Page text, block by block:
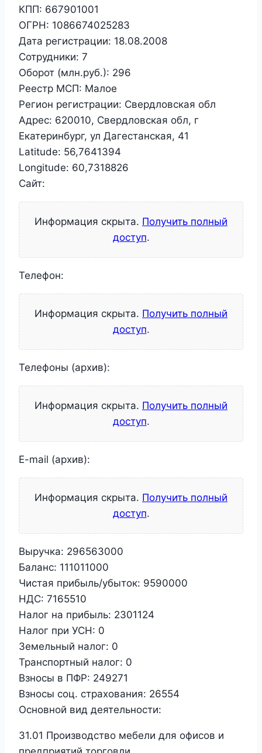
КПП: 667901001
ОГРН: 1086674025283
Дата регистрации: 18.08.2008
Сотрудники: 7
Оборот (млн.руб.): 296
Реестр МСП: Малое
Регион регистрации: Свердловская обл
Адрес: 620010, Свердловская обл, г
Екатеринбург, ул Дагестанская, 41
Latitude: 56,7641394
Longitude: 60,7318826
Сайт:
Информация скрыта. Получить полный
доступ.
Телефон:
Информация скрыта. Получить полный
доступ.
Телефоны (архив):
Информация скрыта. Получить полный
доступ.
E-mail (архив):
Информация скрыта. Получить полный
доступ.
Выручка: 296563000
Баланс: 111011000
Чистая прибыль/убыток: 9590000
НДС: 7165510
Налог на прибыль: 2301124
Налог при УСН: 0
Земельный налог: 0
Транспортный налог: 0
Взносы в ПФР: 249271
Взносы соц. страхования: 26554
Основной вид деятельности:
31.01 Производство мебели для офисов и